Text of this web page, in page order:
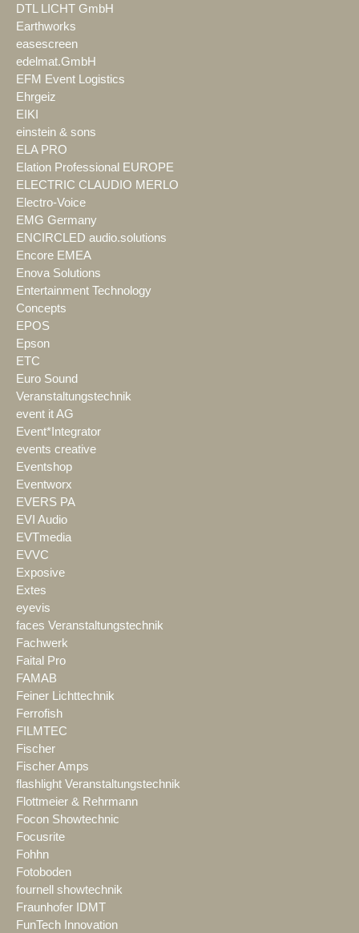
DTL LICHT GmbH
Earthworks
easescreen
edelmat.GmbH
EFM Event Logistics
Ehrgeiz
EIKI
einstein & sons
ELA PRO
Elation Professional EUROPE
ELECTRIC CLAUDIO MERLO
Electro-Voice
EMG Germany
ENCIRCLED audio.solutions
Encore EMEA
Enova Solutions
Entertainment Technology
Concepts
EPOS
Epson
ETC
Euro Sound
Veranstaltungstechnik
event it AG
Event*Integrator
events creative
Eventshop
Eventworx
EVERS PA
EVI Audio
EVTmedia
EVVC
Exposive
Extes
eyevis
faces Veranstaltungstechnik
Fachwerk
Faital Pro
FAMAB
Feiner Lichttechnik
Ferrofish
FILMTEC
Fischer
Fischer Amps
flashlight Veranstaltungstechnik
Flottmeier & Rehrmann
Focon Showtechnic
Focusrite
Fohhn
Fotoboden
fournell showtechnik
Fraunhofer IDMT
FunTech Innovation